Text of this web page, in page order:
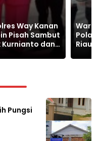
Car Free Day,
Karib Polda
Batin
Pungsi